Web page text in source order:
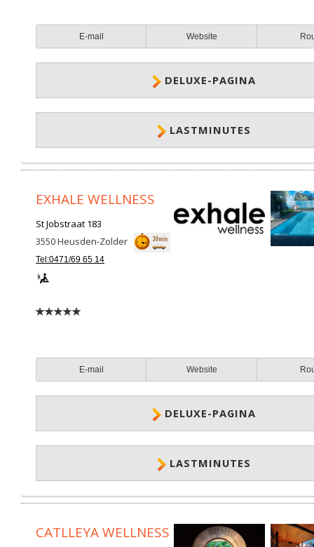
E-mail Website
DELUXE-PAGINA
LASTMINUTES
EXHALE WELLNESS
St Jobstraat 183
3550Heusden-Zolder
Tel:0471/69 65 14
E-mail Website
DELUXE-PAGINA
LASTMINUTES
CATLLEYA WELLNESS